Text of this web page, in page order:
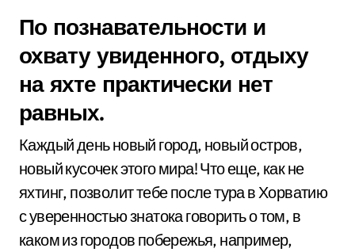
По познавательности и
охвату увиденного, отдыху
на яхте практически нет
равных.
Каждый день новый город, новый остров,
новый кусочек этого мира! Что еще, как не
яхтинг, позволит тебе после тура в Хорватию
с уверенностью знатока говорить о том, в
каком из городов побережья, например,